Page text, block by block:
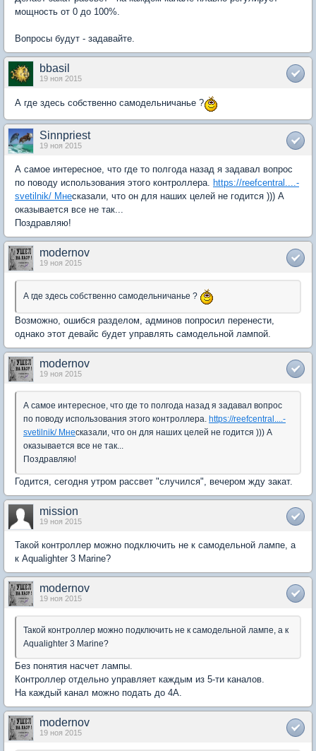
мощность от 0 до 100%.
Вопросы будут - задавайте.
bbasil
19 ноя 2015
А где здесь собственно самодельничанье ?
Sinnpriest
19 ноя 2015
А самое интересное, что где то полгода назад я задавал вопрос
по поводу использования этого контроллера. https://reefcentral....-
svetilnik/ Мнесказали, что он для наших целей не годится ))) А
оказывается все не так...
Поздравляю!
modernov
19 ноя 2015
А где здесь собственно самодельничанье ?
Возможно, ошибся разделом, админов попросил перенести,
однако этот девайс будет управлять самодельной лампой.
modernov
19 ноя 2015
А самое интересное, что где то полгода назад я задавал вопрос
по поводу использования этого контроллера. https://reefcentral....-
svetilnik/ Мнесказали, что он для наших целей не годится ))) А
оказывается все не так...
Поздравляю!
Годится, сегодня утром рассвет "случился", вечером жду закат.
mission
19 ноя 2015
Такой контроллер можно подключить не к самодельной лампе, а
к Aqualighter 3 Marine?
modernov
19 ноя 2015
Такой контроллер можно подключить не к самодельной лампе, а к
Aqualighter 3 Marine?
Без понятия насчет лампы.
Контроллер отдельно управляет каждым из 5-ти каналов.
На каждый канал можно подать до 4А.
modernov
19 ноя 2015